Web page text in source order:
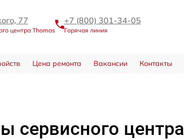
77
центра Thomas
+7 (800) 301-34-05
Горячая линия
Цена ремонта Вакансии Контакты
сервисного центра